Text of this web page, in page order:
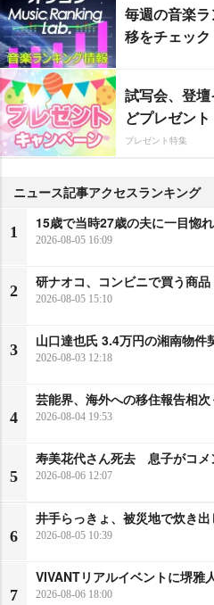
毎週の音楽
移をチェック
試写会、登
どプレゼント
プレゼント特集
ニュース記事アクセスランキング
1
15歳で当時27歳の夫に一目惚れ
2026-08-05 16:09
2
研ナオコ、コンビニで買う商品
2026-08-05 15:10
3
山口達也氏 3.4万円の湘南物件
2026-08-03 12:18
4
芸能界、海外への移住報告相次
2026-08-04 19:53
5
寿美花代さん死去 息子がコメ
2026-08-06 12:07
6
井手らっきょ、被災地で炊き出
2026-08-05 10:39
7
VIVANTリアルイベントに堺雅
2026-08-06 18:00